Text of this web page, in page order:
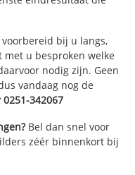
bij u langs,
u besproken welke
nodig zijn. Geen
vandaag nog de
342067
Bel dan snel voor
zéér binnenkort bij